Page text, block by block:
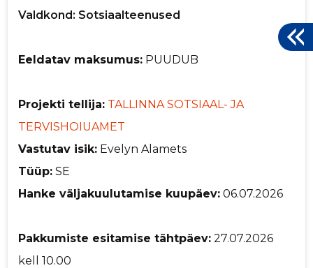
Valdkond: Sotsiaalteenused
Eeldatav maksumus: PUUDUB
Projekti tellija: TALLINNA SOTSIAAL- JA
TERVISHOIUAMET
Vastutav isik: Evelyn Alamets
Tüüp: SE
Hanke väljakuulutamise kuupäev: 06.07.2026
Pakkumiste esitamise tähtpäev: 27.07.2026
kell 10.00